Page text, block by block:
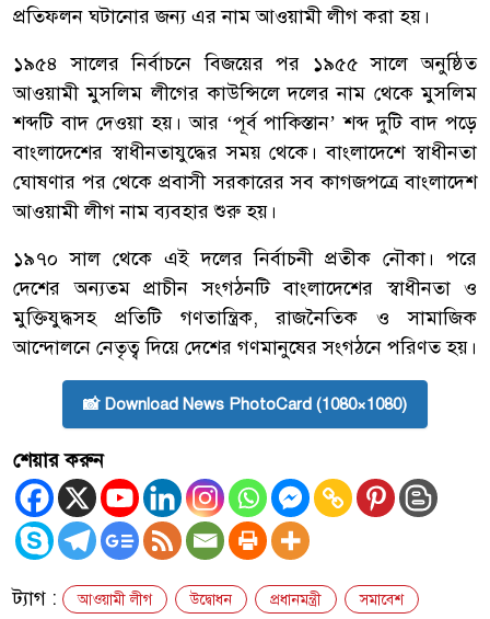
প্রতিফলন ঘটানোর জন্য এর নাম আওয়ামী লীগ করা হয়।
১৯৫৪ সালের নির্বাচনে বিজয়ের পর ১৯৫৫ সালে অনুষ্ঠিত
আওয়ামী মুসলিম লীগের কাউন্সিলে দলের নাম থেকে মুসলিম
শব্দটি বাদ দেওয়া হয়। আর ‘পূর্ব পাকিস্তান’ শব্দ দুটি বাদ পড়ে
বাংলাদেশের স্বাধীনতাযুদ্ধের সময় থেকে। বাংলাদেশে স্বাধীনতা
ঘোষণার পর থেকে প্রবাসী সরকারের সব কাগজপত্রে বাংলাদেশ
আওয়ামী লীগ নাম ব্যবহার শুরু হয়।
১৯৭০ সাল থেকে এই দলের নির্বাচনী প্রতীক নৌকা। পরে
দেশের অন্যতম প্রাচীন সংগঠনটি বাংলাদেশের স্বাধীনতা ও
মুক্তিযুদ্ধসহ প্রতিটি গণতান্ত্রিক, রাজনৈতিক ও সামাজিক
আন্দোলনে নেতৃত্ব দিয়ে দেশের গণমানুষের সংগঠনে পরিণত হয়।
📸 Download News PhotoCard (1080×1080)
শেয়ার করুন
ট্যাগ : আওয়ামী লীগ উদ্বোধন প্রধানমন্ত্রী সমাবেশ